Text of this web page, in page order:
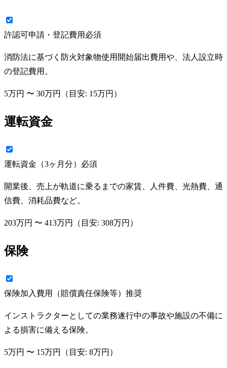
許認可申請・登記費用 必須
消防法に基づく防火対象物使用開始届出費用や、法人設立時
の登記費用。
5万円 〜 30万円 （目安: 15万円 ）
運転資金
運転資金（3ヶ月分） 必須
開業後、売上が軌道に乗るまでの家賃、人件費、光熱費、通
信費、消耗品費など。
203万円 〜 413万円 （目安: 308万円 ）
保険
保険加入費用（賠償責任保険等） 推奨
インストラクターとしての業務遂行中の事故や施設の不備に
よる損害に備える保険。
5万円 〜 15万円 （目安: 8万円 ）